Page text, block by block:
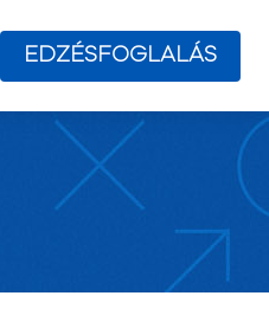
EDZÉSFOGLALÁS